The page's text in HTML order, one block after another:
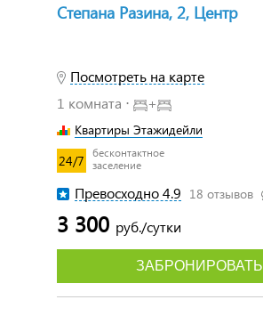
Степана Разина, 2, Центр
Посмотреть на карте
1 комната ⋅
+
Квартиры Этажидейли
24/7
бесконтактное
заселение
Превосходно 4.9 18 отзывов
3 300 руб./сутки
ЗАБРОНИРОВАТЬ